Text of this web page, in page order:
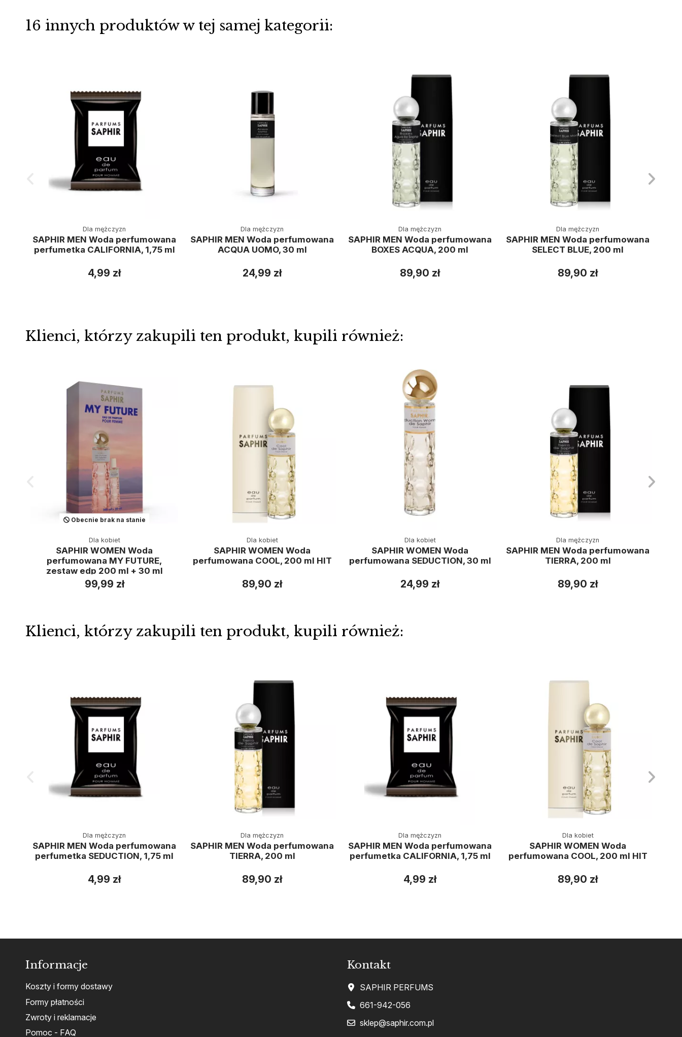
16 innych produktów w tej samej kategorii:
Dla mężczyzn
SAPHIR MEN Woda perfumowana
perfumetka CALIFORNIA, 1,75 ml
4,99 zł
Dla mężczyzn
SAPHIR MEN Woda perfumowana
ACQUA UOMO, 30 ml
24,99 zł
Dla mężczyzn
SAPHIR MEN Woda perfumowana
BOXES ACQUA, 200 ml
89,90 zł
Dla mężczyzn
SAPHIR MEN Woda perfumowana
SELECT BLUE, 200 ml
89,90 zł
Klienci, którzy zakupili ten produkt, kupili również:
Obecnie brak na stanie
Dla kobiet
SAPHIR WOMEN Woda
perfumowana MY FUTURE,
zestaw edp 200 ml + 30 ml
99,99 zł
Dla kobiet
SAPHIR WOMEN Woda
perfumowana COOL, 200 ml HIT
89,90 zł
Dla kobiet
SAPHIR WOMEN Woda
perfumowana SEDUCTION, 30 ml
24,99 zł
Dla mężczyzn
SAPHIR MEN Woda perfumowana
TIERRA, 200 ml
89,90 zł
Klienci, którzy zakupili ten produkt, kupili również:
Dla mężczyzn
SAPHIR MEN Woda perfumowana
perfumetka SEDUCTION, 1,75 ml
4,99 zł
Dla mężczyzn
SAPHIR MEN Woda perfumowana
TIERRA, 200 ml
89,90 zł
Dla mężczyzn
SAPHIR MEN Woda perfumowana
perfumetka CALIFORNIA, 1,75 ml
4,99 zł
Dla kobiet
SAPHIR WOMEN Woda
perfumowana COOL, 200 ml HIT
89,90 zł
Informacje
Koszty i formy dostawy
Formy płatności
Zwroty i reklamacje
Pomoc - FAQ
Kontakt
SAPHIR PERFUMS
661-942-056
sklep@saphir.com.pl